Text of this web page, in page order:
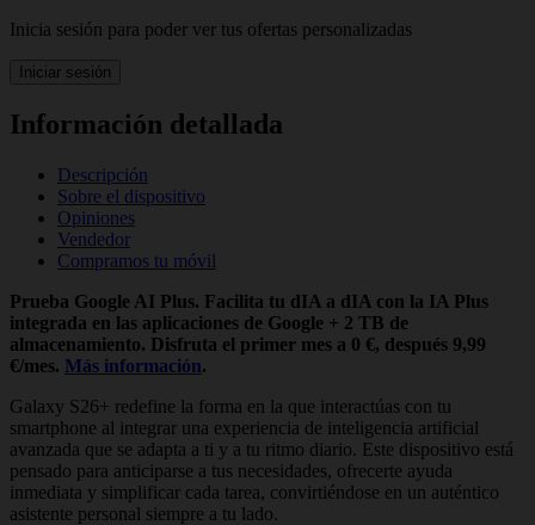
Inicia sesión para poder ver tus ofertas personalizadas
Iniciar sesión
Información detallada
Descripción
Sobre el dispositivo
Opiniones
Vendedor
Compramos tu móvil
Prueba Google AI Plus. Facilita tu dIA a dIA con la IA Plus
integrada en las aplicaciones de Google + 2 TB de
almacenamiento. Disfruta el primer mes a 0 €, después 9,99
€/mes. Más información.
Galaxy S26+ redefine la forma en la que interactúas con tu
smartphone al integrar una experiencia de inteligencia artificial
avanzada que se adapta a ti y a tu ritmo diario. Este dispositivo está
pensado para anticiparse a tus necesidades, ofrecerte ayuda
inmediata y simplificar cada tarea, convirtiéndose en un auténtico
asistente personal siempre a tu lado.